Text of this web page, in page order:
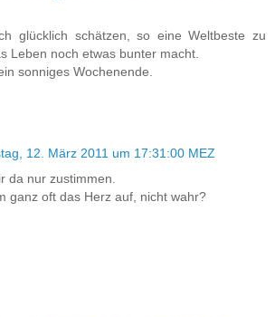
glücklich schätzen, so eine Weltbeste zu
Leben noch etwas bunter macht.
sonniges Wochenende.
12. März 2011 um 17:31:00 MEZ
da nur zustimmen.
ganz oft das Herz auf, nicht wahr?